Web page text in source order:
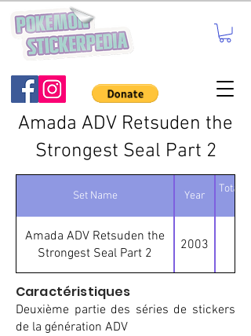
Amada ADV Retsuden the
Strongest Seal Part 2
Set Name Year
Total
Amada ADV Retsuden the
Strongest Seal Part 2
2003
Caractéristiques
Deuxième partie des séries de stickers
de la génération ADV